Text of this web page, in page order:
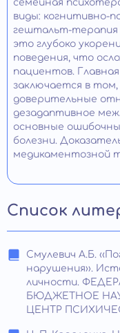
семейная
виды: когнитивно-
гештальт-терапия
это глубоко
поведения, что
пациентов.
заключается в
доверительные
дезадаптивное
основные
болезни.
медикаментозной
Список
Смулевич А.Б.
нарушения››.
личности.
БЮДЖЕТНОЕ
ЦЕНТР